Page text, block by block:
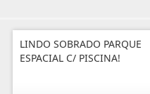
LINDO SOBRADO PARQUE
ESPACIAL C/ PISCINA!